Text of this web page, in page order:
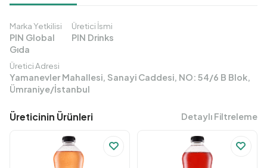
Marka Yetkilisi
PIN Global
Gıda
Üretici İsmi
PIN Drinks
Üretici Adresi
Yamanevler Mahallesi, Sanayi Caddesi, NO: 54/6 B Blok,
Ümraniye/İstanbul
Üreticinin Ürünleri Detaylı Filtreleme